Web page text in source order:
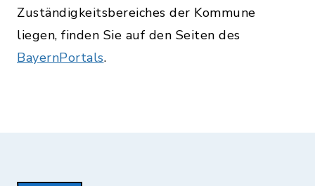
Zuständigkeitsbereiches der Kommune
liegen, finden Sie auf den Seiten des
BayernPortals.